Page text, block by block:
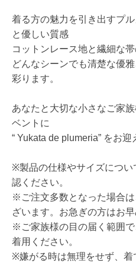
着る方の魅力を引き出すプ
と優しい質感
コットンレース地と繊細な
どんなシーンでも清楚な優
彩ります。
あなたと大切な小さなご家
ベントに
“ Yukata de plumeria” をお迎
※製品の仕様やサイズにつ
認ください。
※ご注文多数となった場合
ざいます。お急ぎの方はお
※ご家族様の目の届く範囲
着用ください。
※嫌がる時は無理をせず、着